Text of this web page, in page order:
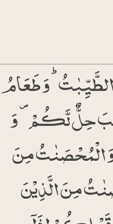
وَ طَعَامُ
حِلٌّ لَّکُمۡ ۪ وَ
الۡمُحۡصَنٰتُ مِنَ
مِنَ الَّذِیۡنَ